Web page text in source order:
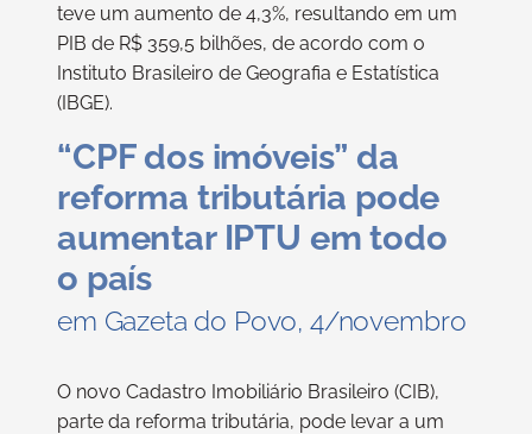
teve um aumento de 4,3%, resultando em um
PIB de R$ 359,5 bilhões, de acordo com o
Instituto Brasileiro de Geografia e Estatística
(IBGE).
“CPF dos imóveis” da
reforma tributária pode
aumentar IPTU em todo
o país
em Gazeta do Povo, 4/novembro
O novo Cadastro Imobiliário Brasileiro (CIB),
parte da reforma tributária, pode levar a um